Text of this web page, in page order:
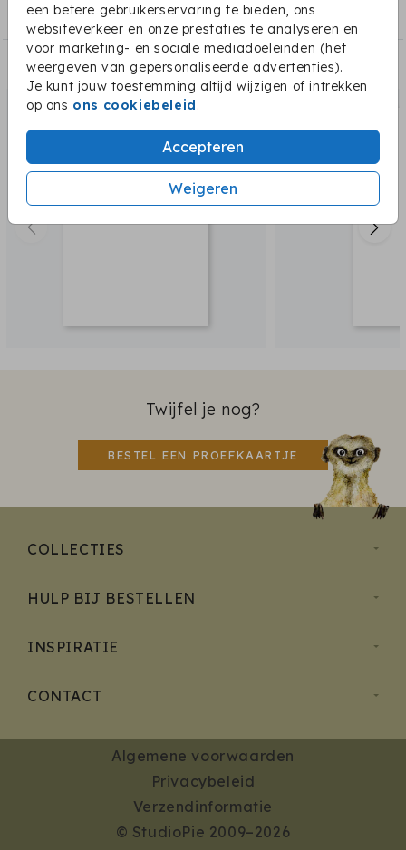
een betere gebruikerservaring te bieden, ons
websiteverkeer en onze prestaties te analyseren en
voor marketing- en sociale mediadoeleinden (het
weergeven van gepersonaliseerde advertenties).
Je kunt jouw toestemming altijd wijzigen of intrekken
op ons ons cookiebeleid.
Accepteren
Weigeren
Pindapaard collectie
Dit vind je misschien ook leuk:
Twijfel je nog?
BESTEL EEN PROEFKAARTJE
COLLECTIES
HULP BIJ BESTELLEN
INSPIRATIE
CONTACT
Algemene voorwaarden
Privacybeleid
Verzendinformatie
© StudioPie 2009–2026